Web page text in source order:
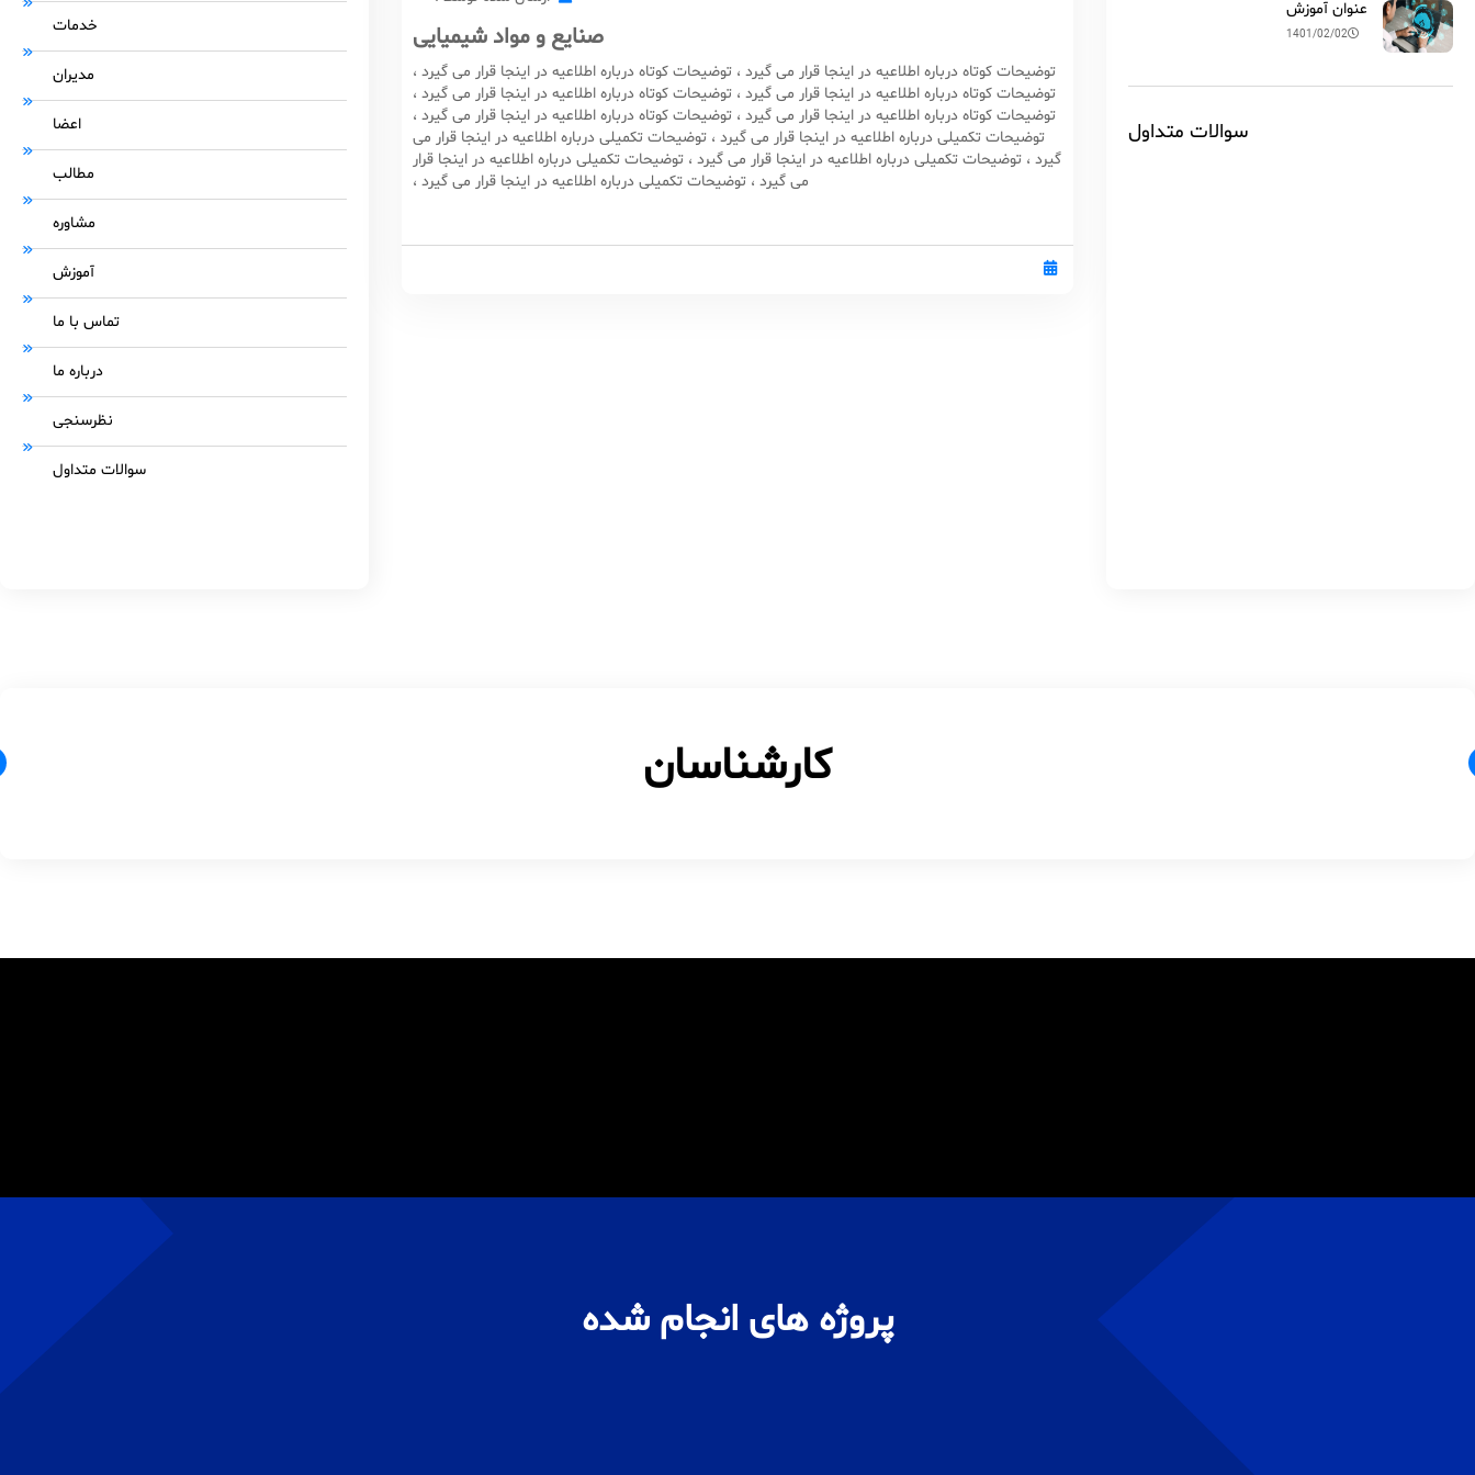
عنوان آموزش
1401/02/02
سوالات متداول
صنایع و مواد شیمیایی
توضیحات کوتاه درباره اطلاعیه در اینجا قرار می گیرد ، توضیحات کوتاه درباره اطلاعیه در اینجا قرار می گیرد ،
توضیحات کوتاه درباره اطلاعیه در اینجا قرار می گیرد ، توضیحات کوتاه درباره اطلاعیه در اینجا قرار می گیرد ،
توضیحات کوتاه درباره اطلاعیه در اینجا قرار می گیرد ، توضیحات کوتاه درباره اطلاعیه در اینجا قرار می گیرد ،
توضیحات تکمیلی درباره اطلاعیه در اینجا قرار می گیرد ، توضیحات تکمیلی درباره اطلاعیه در اینجا قرار می
گیرد ، توضیحات تکمیلی درباره اطلاعیه در اینجا قرار می گیرد ، توضیحات تکمیلی درباره اطلاعیه در اینجا قرار
می گیرد ، توضیحات تکمیلی درباره اطلاعیه در اینجا قرار می گیرد ،
خدمات
مدیران
اعضا
مطالب
مشاوره
آموزش
تماس با ما
درباره ما
نظرسنجی
سوالات متداول
کارشناسان
پروژه های انجام شده